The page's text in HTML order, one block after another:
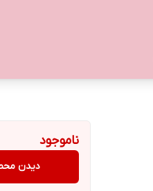
ناموجود
دیدن